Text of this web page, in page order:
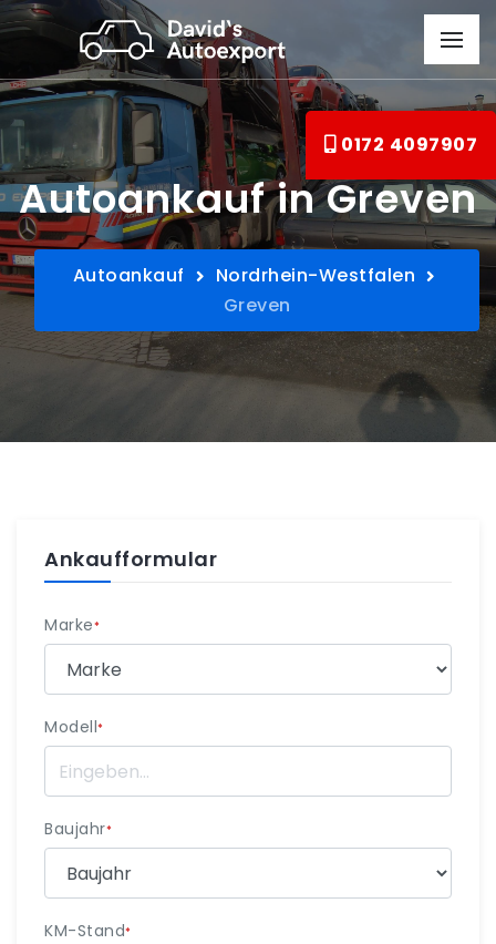
0172 4097907
Autoankauf in Greven
Autoankauf
Nordrhein-Westfalen
Greven
Ankaufformular
Marke*
Modell*
Baujahr*
KM-Stand*